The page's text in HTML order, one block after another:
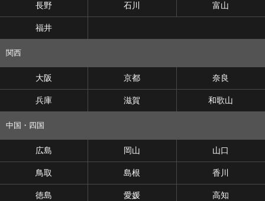
長野 石川 富山
福井
関西
大阪 京都 奈良
兵庫 滋賀 和歌山
中国・四国
広島 岡山 山口
鳥取 島根 香川
徳島 愛媛 高知